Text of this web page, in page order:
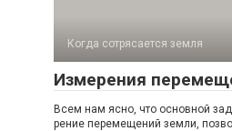
Когда сотрясается земля
Измерения
Всем нам ясно, что основной
рение перемещений земли,